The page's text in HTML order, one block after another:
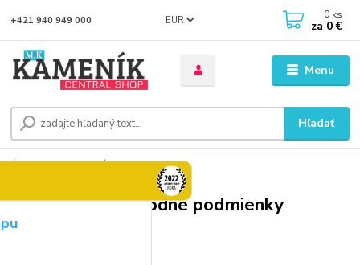
Menu
EUR
Hľadať
+421 940 949 000 0 ks
za 0 €
OBCHODNÉ PODMIENKY
Všeobecné obchodné podmienky